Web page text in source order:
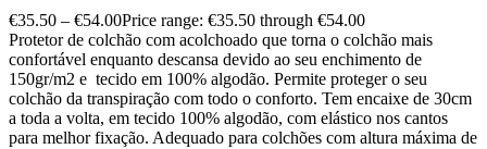
€35.50 – €54.00Price range: €35.50 through €54.00
Protetor de colchão com acolchoado que torna o colchão mais
confortável enquanto descansa devido ao seu enchimento de
150gr/m2 e tecido em 100% algodão. Permite proteger o seu
colchão da transpiração com todo o conforto. Tem encaixe de 30cm
a toda a volta, em tecido 100% algodão, com elástico nos cantos
para melhor fixação. Adequado para colchões com altura máxima de